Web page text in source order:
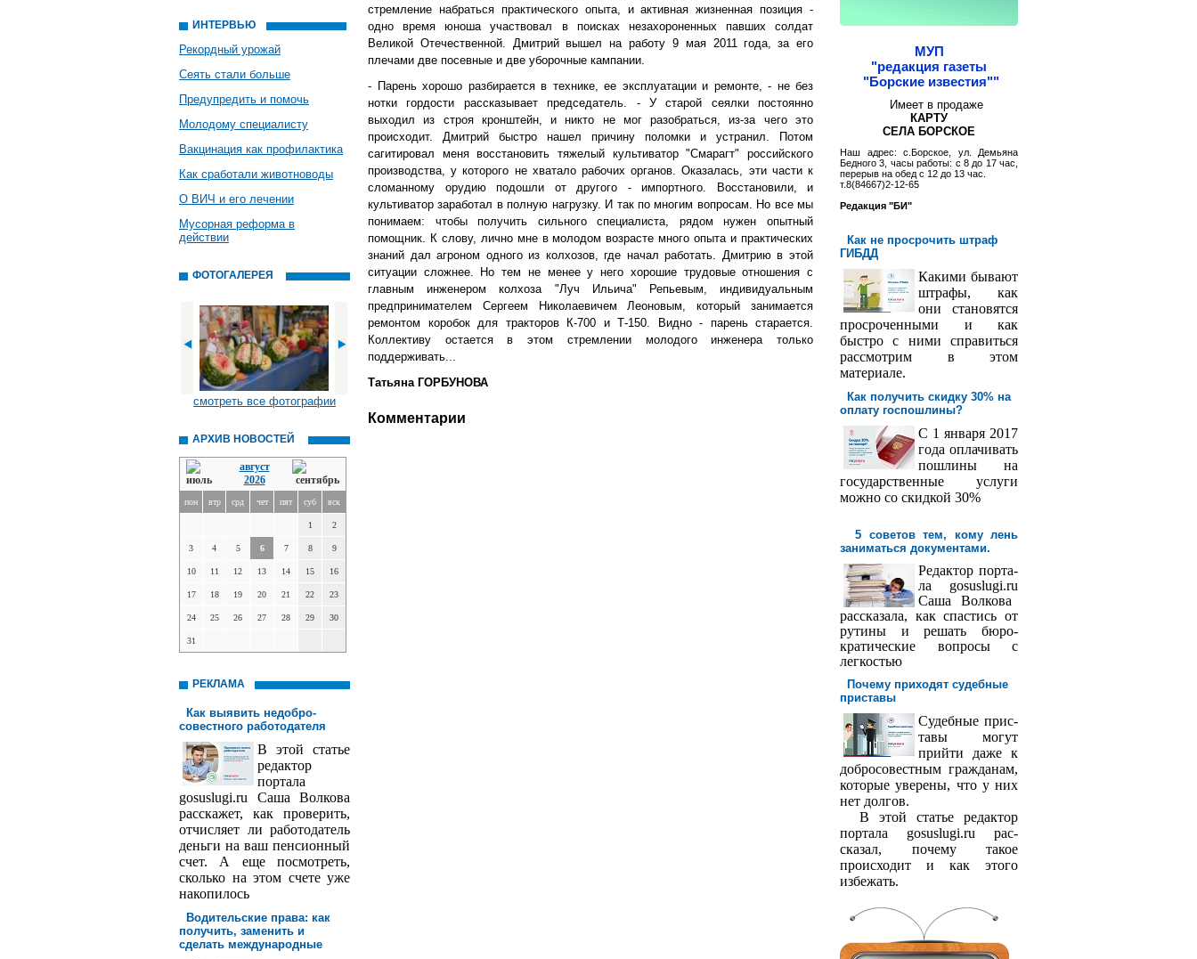
ИНТЕРВЬЮ
Рекордный урожай
Сеять стали больше
Предупредить и помочь
Молодому специалисту
Вакцинация как профилактика
Как сработали животноводы
О ВИЧ и его лечении
Мусорная реформа в
действии
ФОТОГАЛЕРЕЯ
смотреть все фотографии
АРХИВ НОВОСТЕЙ
август
2026
пон втр срд чет пят суб вск
1 2
3 4 5 6 7 8 9
10 11 12 13 14 15 16
17 18 19 20 21 22 23
24 25 26 27 28 29 30
31
РЕКЛАМА
Как выявить недобро­
совестного работодателя
В этой статье
редактор
порта­ла
gosuslugi.ru Саша Волкова
расскажет, как проверить,
отчисляет ли работодатель
деньги на ваш пенсионный
счет. А еще посмотреть,
сколько на этом счете уже
накопилось
Водительские права: как
получить, заменить и
сделать международ­ные
стремление набраться практического опыта, и активная жизненная позиция -
одно время юноша участвовал в поисках незахороненных павших солдат
Великой Отечественной. Дмитрий вышел на работу 9 мая 2011 года, за его
плечами две посевные и две уборочные кампании.
- Парень хорошо разбирается в технике, ее эксплуатации и ремонте, - не без
нотки гордости рассказывает председатель. - У старой сеялки постоянно
выходил из строя кронштейн, и никто не мог разобраться, из-за чего это
происходит. Дмитрий быстро нашел причину поломки и устранил. Потом
сагитировал меня восстановить тяжелый культиватор "Смарагт" российского
производства, у которого не хватало рабочих органов. Оказалась, эти части к
сломанному орудию подошли от другого - импортного. Восстановили, и
культиватор заработал в полную нагрузку. И так по многим вопросам. Но все мы
понимаем: чтобы получить сильного специалиста, рядом нужен опытный
помощник. К слову, лично мне в молодом возрасте много опыта и практических
знаний дал агроном одного из колхозов, где начал работать. Дмитрию в этой
ситуации сложнее. Но тем не менее у него хорошие трудовые отношения с
главным инженером колхоза "Луч Ильича" Репьевым, индивидуальным
предпринимателем Сергеем Николаевичем Леоновым, который занимается
ремонтом коробок для тракторов К-700 и Т-150. Видно - парень старается.
Коллективу остается в этом стремлении молодого инженера только
поддерживать...
Татьяна ГОРБУНОВА
Комментарии
МУП
"редакция газеты
"Борские известия""
Имеет в продаже
КАРТУ
СЕЛА БОРСКОЕ
Наш адрес: с.Борское, ул. Демьяна
Бедного 3, часы работы: с 8 до 17 час,
перерыв на обед с 12 до 13 час.
т.8(84667)2-12-65
Редакция "БИ"
Как не просрочить штраф
ГИБДД
Какими бывают
штрафы, как
они становятся
просроченными и как
быстро с ними справиться
рассмотрим в этом
материале.
Как получить скидку 30% на
оплату госпош­лины?
С 1 января 2017
года оплачивать
пошлины на
государственные услуги
можно со скидкой 30%
5 советов тем, кому лень
заниматься документами.
Редактор порта­
ла gosuslugi.ru
Саша Волкова
рассказала, как спастись от
рутины и решать бюро­
кратические вопросы с
легкостью
Почему приходят судебные
приставы
Судебные прис­
тавы могут
прийти даже к
добросовестным гражданам,
которые уверены, что у них
нет долгов.
В этой статье редактор
портала gosuslugi.ru рас­
сказал, почему такое
происходит и как этого
избежать.